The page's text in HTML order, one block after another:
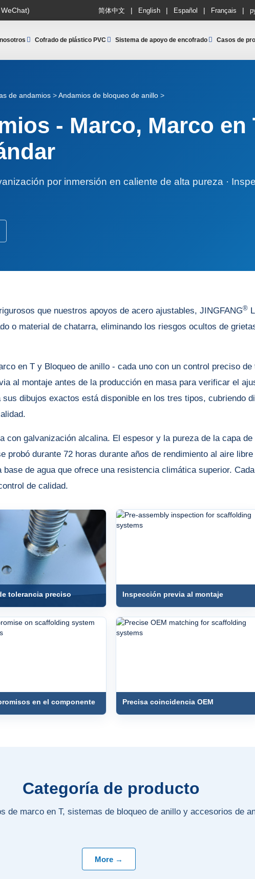
简体中文 | English | Español | Français |
Cofrado de plástico PVC Sistema de apoyo de encofrado Casos de
de andamios >Andamios de bloqueo de anillo >
- Marco, Marco en
por inmersión en caliente de alta pureza ·
que nuestros apoyos de acero ajustables, JINGFANG®
o material de chatarra, eliminando los riesgos ocultos de
en T y Bloqueo de anillo - cada uno con un control preciso
al montaje antes de la producción en masa para verificar el
dibujos exactos está disponible en los tres tipos, cubriendo
con galvanización alcalina. El espesor y la pureza de la capa
probó durante 72 horas durante años de rendimiento al aire
de agua que ofrece una resistencia climática superior.
de calidad.
tolerancia preciso Inspección previa al montaje
en el componente Precisa coincidencia OEM
Categoría de producto
de marco en T, sistemas de bloqueo de anillo y accesorios de
More →